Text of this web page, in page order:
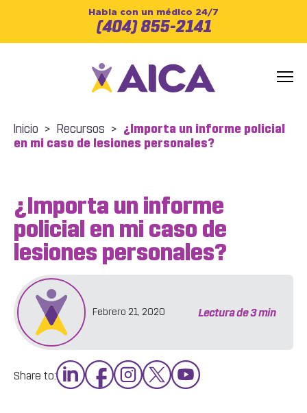
Habla con un médico 24/7
(404) 855-2141
Inicio > Recursos > ¿Importa un informe policial
en mi caso de lesiones personales?
¿Importa un informe
policial en mi caso de
lesiones personales?
Febrero 21, 2020 Lectura de3min
Share to: